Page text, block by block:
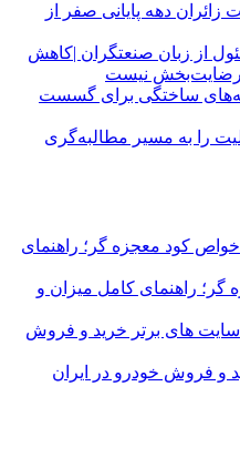
دهه پایانی صفر از
از زبان صنعتگران |کاهش
رضایت‌بخش نیست
ساختگی ‌برای گسست
را به مسیر مطالبه‌گری
خواص کود معجزه گر؛ راهنمای
راهنمای کامل میزان و
سایت های برتر خرید و فروش
و فروش خودرو در ایران